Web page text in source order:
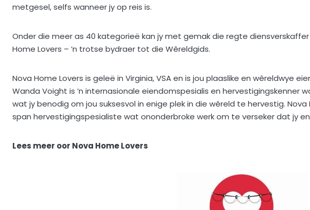
metgesel, selfs wanneer jy op reis is.
Onder die meer as 40 kategorieë kan jy met gemak die regte diensverskaffer
Home Lovers – ’n trotse bydraer tot die Wêreldgids.
Nova Home Lovers is geleë in Virginia, VSA en is jou plaaslike en wêreldwye
Wanda Voight is ’n internasionale eiendomspesialis en
wat jy benodig om jou suksesvol in enige plek in die wêreld te hervestig. Nova
span hervestigingspesialiste wat ononderbroke werk om te verseker dat jy
Lees meer oor Nova Home Lovers